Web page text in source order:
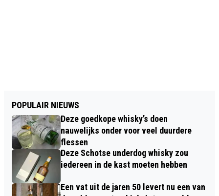
POPULAIR NIEUWS
Deze goedkope whisky’s doen
nauwelijks onder voor veel duurdere
flessen
Deze Schotse underdog whisky zou
iedereen in de kast moeten hebben
Een vat uit de jaren 50 levert nu een van